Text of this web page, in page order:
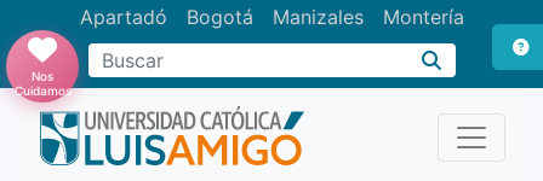
Apartadó Bogotá Manizales Montería
Buscar
Nos
Cuidamos